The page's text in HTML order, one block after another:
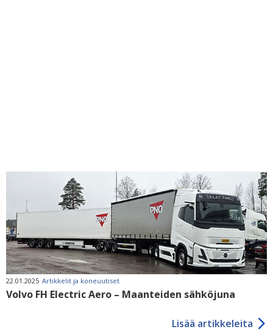
22.01.2025 Artikkelit ja koneuutiset
Volvo FH Electric Aero – Maanteiden sähköjuna
Lisää artikkeleita